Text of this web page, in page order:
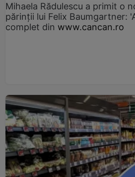
Mihaela Rădulescu a primit o
părinții lui Felix Baumgartner:
complet din www.cancan.ro